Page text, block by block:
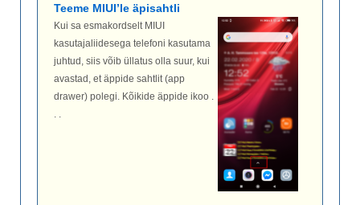
Teeme MIUI’le äpisahtli
Kui sa esmakordselt MIUI
kasutajaliidesega telefoni kasutama
juhtud, siis võib üllatus olla suur, kui
avastad, et äppide sahtlit (app
drawer) polegi. Kõikide äppide ikoo .